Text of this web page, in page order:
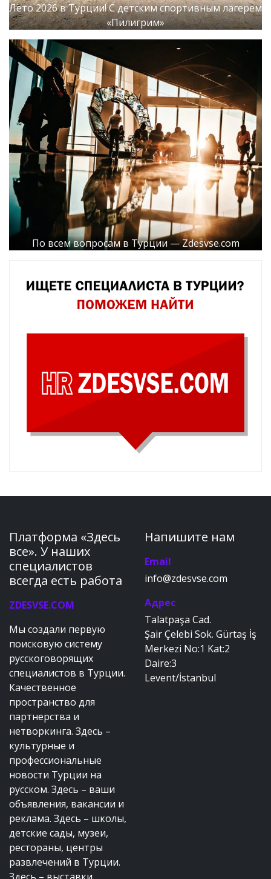
Лето 2026 в Турции! С детским спортивным лагерем
«Пилигрим»
По всем вопросам в Турции — Zdesvse.com
Платформа «Здесь
все». У наших
специалистов
всегда есть работа
ZDESVSE.COM
Мы создали первую
поисковую систему
русскоговорящих
специалистов в Турции.
Качественное
пространство для
партнерства и
нетворкинга. Здесь –
культурные и
профессиональные
новости Турции на
русском. Здесь – ваши
объявления, вакансии и
реклама. Здесь – школы,
детские сады, музеи,
рестораны, центры
развлечений в Турции.
Напишите нам
Email
info@zdesvse.com
Адрес
Talatpaşa Cad.
Şair Çelebi Sok. Gürtaş İş
Merkezi No:1 Kat:2
Daire:3
Levent/İstanbul